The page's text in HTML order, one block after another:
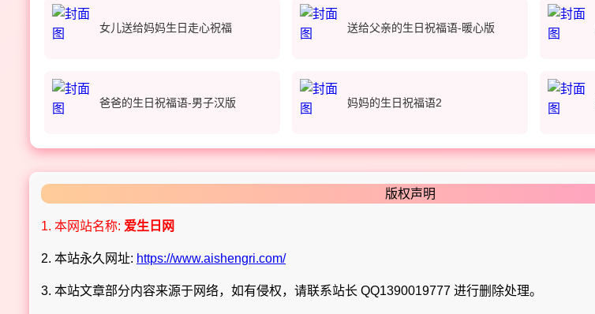
女儿送给妈妈生日走心祝福 送给父亲的生日祝福语-暖心版
爸爸的生日祝福语-男子汉版 妈妈的生日祝福语2
版权声明
1. 本网站名称: 爱生日网
2. 本站永久网址: https://www.aishengri.com/
3. 本站文章部分内容来源于网络，如有侵权，请联系站长 QQ1390019777 进行删除处理。